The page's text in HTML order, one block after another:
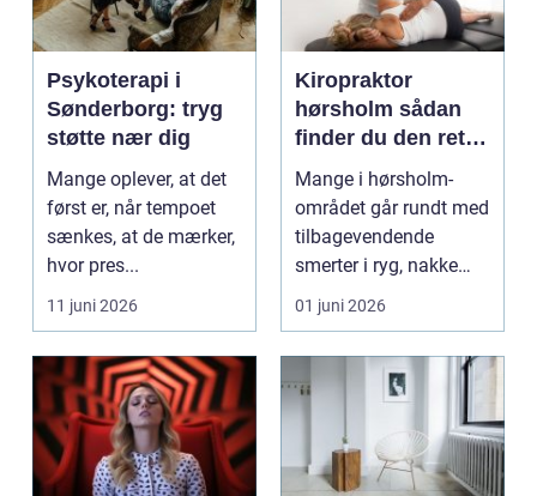
Psykoterapi i
Sønderborg: tryg
støtte nær dig
Mange oplever, at det
først er, når tempoet
sænkes, at de mærker,
hvor pres...
11 juni 2026
Kiropraktor
hørsholm sådan
finder du den rette
behandling i
nordsjælland
Mange i hørsholm-
området går rundt med
tilbagevendende
smerter i ryg, nakke
eller hoved uden at få
d...
01 juni 2026